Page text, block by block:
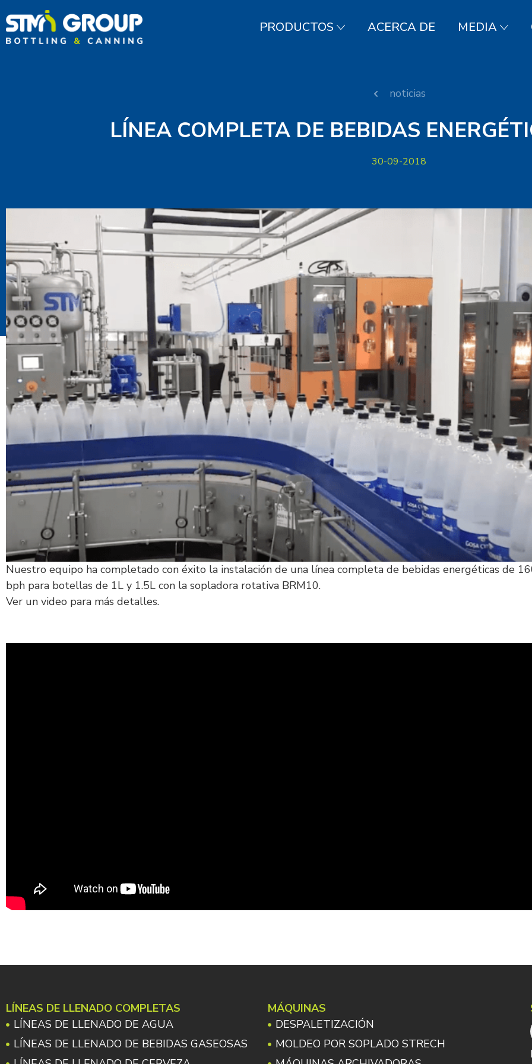
PRODUCTOS ACERCA DE MEDIA
noticias
LÍNEA COMPLETA DE BEBIDAS
30-09-2018
Nuestro equipo ha completado con éxito la instalación de una línea completa de bebidas energéticas de
bph para botellas de 1L y 1.5L con la sopladora rotativa BRM10.
Ver un video para más detalles.
LÍNEAS DE LLENADO COMPLETAS
LÍNEAS DE LLENADO DE AGUA
LÍNEAS DE LLENADO DE BEBIDAS GASEOSAS
MÁQUINAS
DESPALETIZACIÓN
MOLDEO POR SOPLADO STRECH